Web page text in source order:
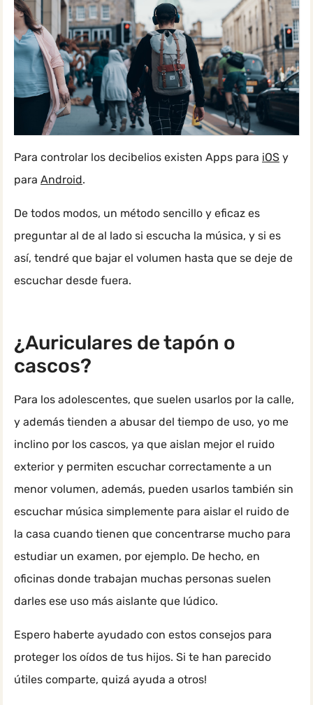
Para controlar los decibelios existen Apps para iOS y
para Android.
De todos modos, un método sencillo y eficaz es
preguntar al de al lado si escucha la música, y si es
así, tendré que bajar el volumen hasta que se deje de
escuchar desde fuera.
¿Auriculares de tapón o
cascos?
Para los adolescentes, que suelen usarlos por la calle,
y además tienden a abusar del tiempo de uso, yo me
inclino por los cascos, ya que aislan mejor el ruido
exterior y permiten escuchar correctamente a un
menor volumen, además, pueden usarlos también sin
escuchar música simplemente para aislar el ruido de
la casa cuando tienen que concentrarse mucho para
estudiar un examen, por ejemplo. De hecho, en
oficinas donde trabajan muchas personas suelen
darles ese uso más aislante que lúdico.
Espero haberte ayudado con estos consejos para
proteger los oídos de tus hijos. Si te han parecido
útiles comparte, quizá ayuda a otros!